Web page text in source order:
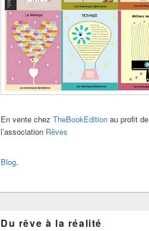
En vente chez TheBookEdition au profit de
l’association Rêves
Blog.
Du rêve à la réalité